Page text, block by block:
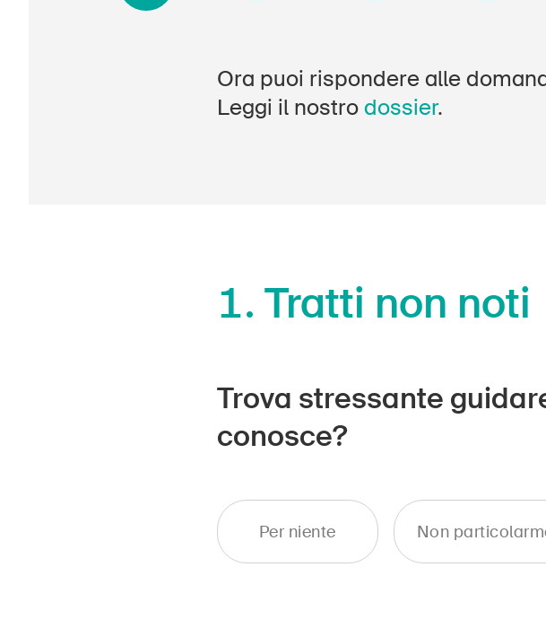
Ora puoi rispondere alle
Leggi il nostrodossier.
1. Tratti non noti
Trova stressante
conosce?
Per niente Non